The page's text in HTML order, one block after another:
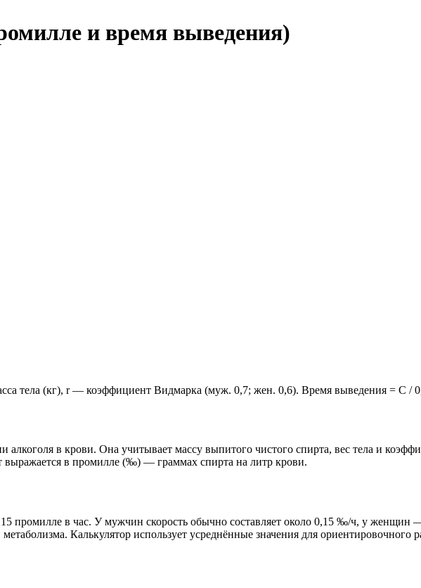
и время выведения)
тела (кг), r — коэффициент Видмарка (муж. 0,7; жен. 0,6). Время выведения = C /
в крови. Она учитывает массу выпитого чистого спирта, вес тела и
выражается в промилле (‰) — граммах спирта на литр крови.
промилле в час. У мужчин скорость обычно составляет около 0,15 ‰/ч, у
Калькулятор использует усреднённые значения для ориентировочного